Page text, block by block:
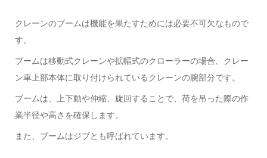
クレーンのブームは機能を果たすためには必要不可欠なもので
す。
ブームは移動式クレーンや拡幅式のクローラーの場合、クレー
ン車上部本体に取り付けられているクレーンの腕部分です。
ブームは、上下動や伸縮、旋回することで、荷を吊った際の作
業半径や高さを確保します。
また、ブームはジブとも呼ばれています。